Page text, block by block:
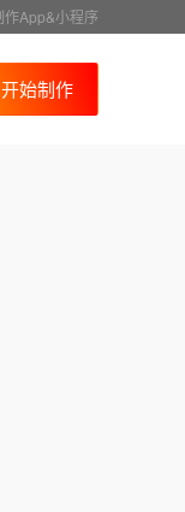
App&小程序
开始制作